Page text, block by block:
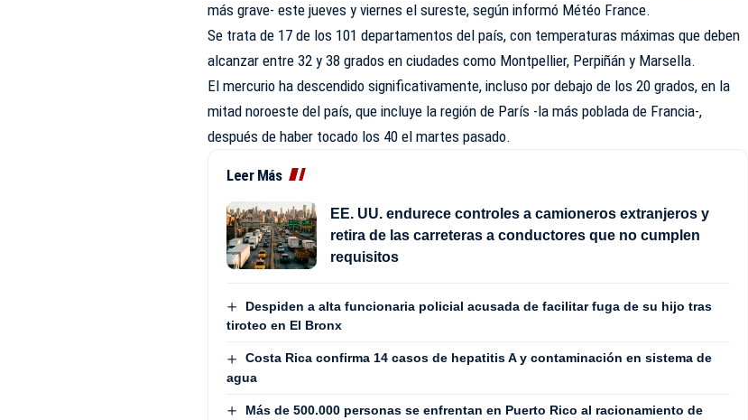
más grave- este jueves y viernes el sureste, según informó Météo France.
Se trata de 17 de los 101 departamentos del país, con temperaturas máximas que deben
alcanzar entre 32 y 38 grados en ciudades como Montpellier, Perpiñán y Marsella.
El mercurio ha descendido significativamente, incluso por debajo de los 20 grados, en la
mitad noroeste del país, que incluye la región de París -la más poblada de Francia-,
después de haber tocado los 40 el martes pasado.
Leer Más
EE. UU. endurece controles a camioneros extranjeros y
retira de las carreteras a conductores que no cumplen
requisitos
Despiden a alta funcionaria policial acusada de facilitar fuga de su hijo tras
tiroteo en El Bronx
Costa Rica confirma 14 casos de hepatitis A y contaminación en sistema de
agua
Más de 500.000 personas se enfrentan en Puerto Rico al racionamiento de